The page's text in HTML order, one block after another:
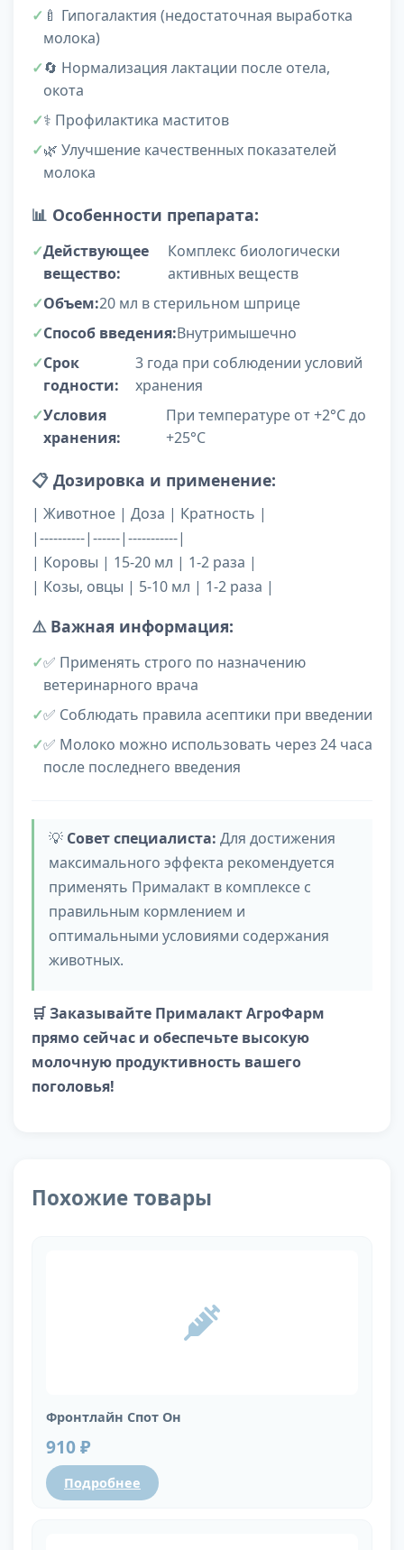
🍼 Гипогалактия (недостаточная выработка
молока)
🔄 Нормализация лактации после отела,
окота
⚕️ Профилактика маститов
🌿 Улучшение качественных показателей
молока
📊 Особенности препарата:
Действующее
вещество:
Комплекс биологически
активных веществ
Объем:20 мл в стерильном шприце
Способ введения:Внутримышечно
Срок
годности:
3 года при соблюдении условий
хранения
Условия
хранения:
При температуре от +2°C до
+25°C
📋 Дозировка и применение:
| Животное | Доза | Кратность |
|----------|------|-----------|
| Коровы | 15-20 мл | 1-2 раза |
| Козы, овцы | 5-10 мл | 1-2 раза |
⚠️ Важная информация:
✅ Применять строго по назначению
ветеринарного врача
✅ Соблюдать правила асептики при введении
✅ Молоко можно использовать через 24 часа
после последнего введения
💡 Совет специалиста: Для достижения
максимального эффекта рекомендуется
применять Прималакт в комплексе с
правильным кормлением и
оптимальными условиями содержания
животных.
🛒 Заказывайте Прималакт АгроФарм
прямо сейчас и обеспечьте высокую
молочную продуктивность вашего
поголовья!
Похожие товары
Фронтлайн Спот Он
910 ₽
Подробнее